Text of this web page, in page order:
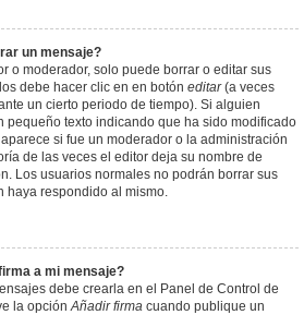
un mensaje?
o moderador, solo puede borrar o editar sus
debe hacer clic en en botón editar(a veces
un cierto periodo de tiempo). Si alguien
pequeño texto indicando que ha sido modificado
si fue un moderador o la administración
de las veces el editor deja su nombre de
Los usuarios normales no podrán borrar sus
haya respondido al mismo.
a mi mensaje?
debe crearla en el Panel de Control de
la opciónAñadir firma cuando publique un